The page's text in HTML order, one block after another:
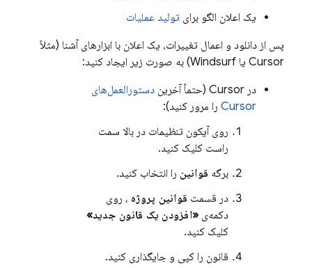
یک اعلان الگو برای تولید عملیات
پس از دانلود و اعمال تغییرات، یک اعلان با ابزارهای آشنا (مثلاً
Cursor یا Windsurf) به صورت زیر ایجاد کنید:
در Cursor (حتماً آخرین
دستورالعمل‌های
Cursor را مرور کنید):
روی آیکون تنظیمات در بالا سمت
راست کلیک کنید.
برگه قوانین را انتخاب کنید.
در قسمت قوانین پروژه ، روی
دکمه‌ی «افزودن یک قانون جدید»
کلیک کنید.
قانون را کپی و جایگذاری کنید.